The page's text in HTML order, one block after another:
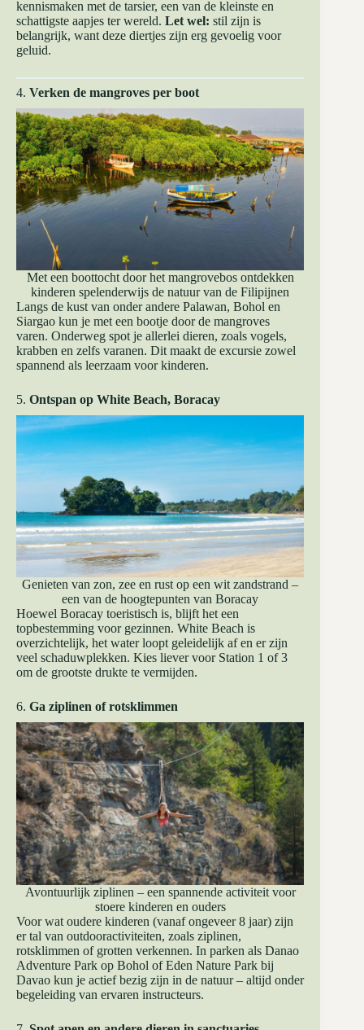
kennismaken met de tarsier, een van de kleinste en
schattigste aapjes ter wereld. Let wel: stil zijn is
belangrijk, want deze diertjes zijn erg gevoelig voor
geluid.
4. Verken de mangroves per boot
Met een boottocht door het mangrovebos ontdekken
kinderen spelenderwijs de natuur van de Filipijnen
Langs de kust van onder andere Palawan, Bohol en
Siargao kun je met een bootje door de mangroves
varen. Onderweg spot je allerlei dieren, zoals vogels,
krabben en zelfs varanen. Dit maakt de excursie zowel
spannend als leerzaam voor kinderen.
5. Ontspan op White Beach, Boracay
Genieten van zon, zee en rust op een wit zandstrand –
een van de hoogtepunten van Boracay
Hoewel Boracay toeristisch is, blijft het een
topbestemming voor gezinnen. White Beach is
overzichtelijk, het water loopt geleidelijk af en er zijn
veel schaduwplekken. Kies liever voor Station 1 of 3
om de grootste drukte te vermijden.
6. Ga ziplinen of rotsklimmen
Avontuurlijk ziplinen – een spannende activiteit voor
stoere kinderen en ouders
Voor wat oudere kinderen (vanaf ongeveer 8 jaar) zijn
er tal van outdooractiviteiten, zoals ziplinen,
rotsklimmen of grotten verkennen. In parken als Danao
Adventure Park op Bohol of Eden Nature Park bij
Davao kun je actief bezig zijn in de natuur – altijd onder
begeleiding van ervaren instructeurs.